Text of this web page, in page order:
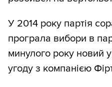
У 2014 року партія
програла вибори в
минулого року новий
угоду з компанією